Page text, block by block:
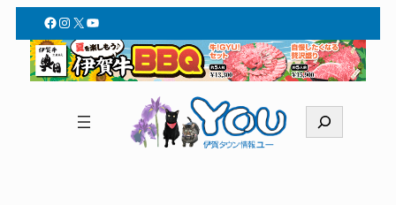
Facebook
Instagram
X YouTube
索